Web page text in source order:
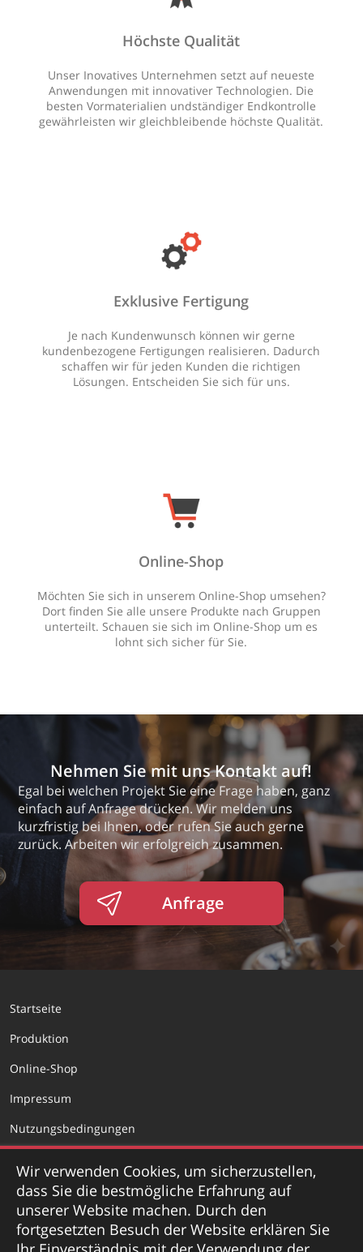
Wir verwenden Cookies, um sicherzustellen,
dass Sie die bestmögliche Erfahrung auf
unserer Website machen. Durch den
fortgesetzten Besuch der Website erklären Sie
Höchste Qualität
Unser Inovatives Unternehmen setzt auf neueste
Anwendungen mit innovativer Technologien. Die
besten Vormaterialien undständiger Endkontrolle
gewährleisten wir gleichbleibende höchste Qualität.
Exklusive Fertigung
Je nach Kundenwunsch können wir gerne
kundenbezogene Fertigungen realisieren. Dadurch
schaffen wir für jeden Kunden die richtigen
Lösungen. Entscheiden Sie sich für uns.
Online-Shop
Möchten Sie sich in unserem Online-Shop umsehen?
Dort finden Sie alle unsere Produkte nach Gruppen
unterteilt. Schauen sie sich im Online-Shop um es
lohnt sich sicher für Sie.
Nehmen Sie mit uns Kontakt auf!
Egal bei welchen Projekt Sie eine Frage haben, ganz
einfach auf Anfrage drücken. Wir melden uns
kurzfristig bei Ihnen, oder rufen Sie auch gerne
zurück. Arbeiten wir erfolgreich zusammen.
Anfrage
Startseite
Produktion
Online-Shop
Impressum
Nutzungsbedingungen
Katalog herunterladen